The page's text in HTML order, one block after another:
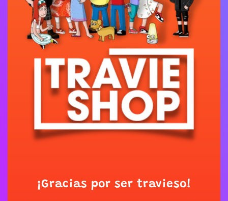
¡Gracias por ser travieso!